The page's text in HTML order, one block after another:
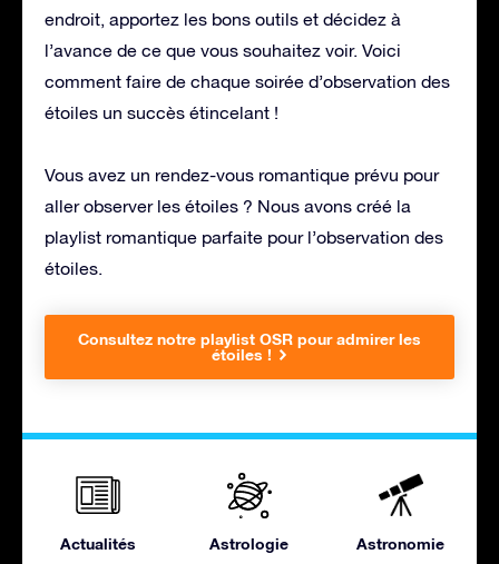
endroit, apportez les bons outils et décidez à
l’avance de ce que vous souhaitez voir. Voici
comment faire de chaque soirée d’observation des
étoiles un succès étincelant !
Vous avez un rendez-vous romantique prévu pour
aller observer les étoiles ? Nous avons créé la
playlist romantique parfaite pour l’observation des
étoiles.
Consultez notre playlist OSR pour admirer les
étoiles !
Actualités Astrologie Astronomie